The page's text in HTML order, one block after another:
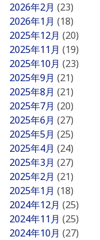
2026年2月 (23)
2026年1月 (18)
2025年12月 (20)
2025年11月 (19)
2025年10月 (23)
2025年9月 (21)
2025年8月 (21)
2025年7月 (20)
2025年6月 (27)
2025年5月 (25)
2025年4月 (24)
2025年3月 (27)
2025年2月 (21)
2025年1月 (18)
2024年12月 (25)
2024年11月 (25)
2024年10月 (27)